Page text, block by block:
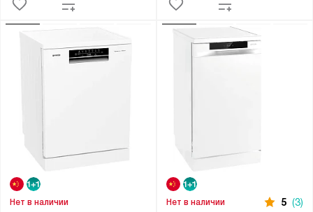
Нет в наличии Нет в наличии 5 (3)